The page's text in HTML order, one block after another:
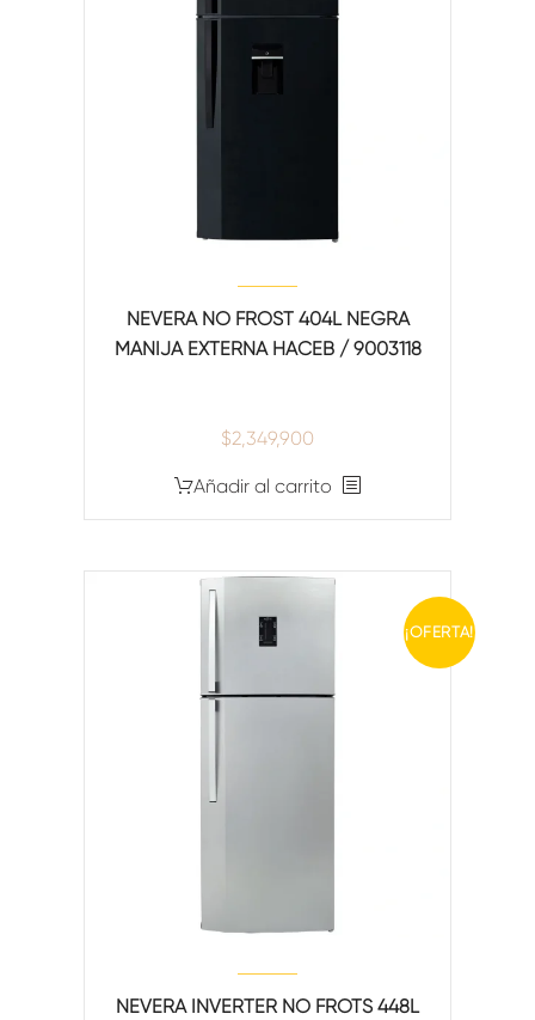
NEVERA NO FROST 404L NEGRA
MANIJA EXTERNA HACEB / 9003118
$2,349,900
Añadir al carrito
¡OFERTA!
NEVERA INVERTER NO FROTS 448L